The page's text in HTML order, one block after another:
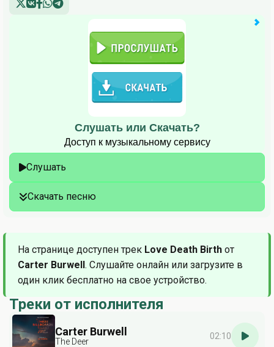
Слушать или Скачать?
Доступ к музыкальному сервису
Слушать
Скачать песню
На странице доступен трек Love Death Birth от
Carter Burwell. Слушайте онлайн или загрузите в
один клик бесплатно на свое устройство.
Треки от исполнителя
Carter Burwell
The Deer
02:10